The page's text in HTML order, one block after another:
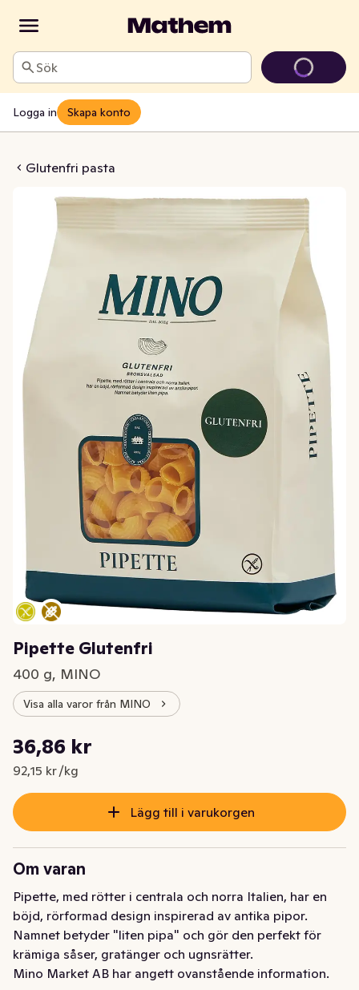
Sök
Logga in Skapa konto
Glutenfri pasta
Glutenfri
Pipette Glutenfri
400 g, MINO
Visa alla varor från MINO
Nuvarande pris är: 36,86 kr
36,86 kr
92,15 kr /kg
Styckpris: 92,15 kr /kg
Lägg till i varukorgen
Om varan
Pipette, med rötter i centrala och norra Italien, har en
böjd, rörformad design inspirerad av antika pipor.
Namnet betyder "liten pipa" och gör den perfekt för
krämiga såser, gratänger och ugnsrätter.
Mino Market AB har angett ovanstående information.